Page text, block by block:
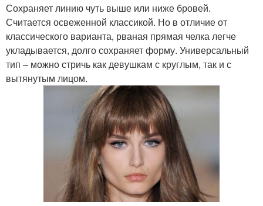
Сохраняет линию чуть выше или ниже бровей.
Считается освеженной классикой. Но в отличие от
классического варианта, рваная прямая челка легче
укладывается, долго сохраняет форму. Универсальный
тип – можно стричь как девушкам с круглым, так и с
вытянутым лицом.